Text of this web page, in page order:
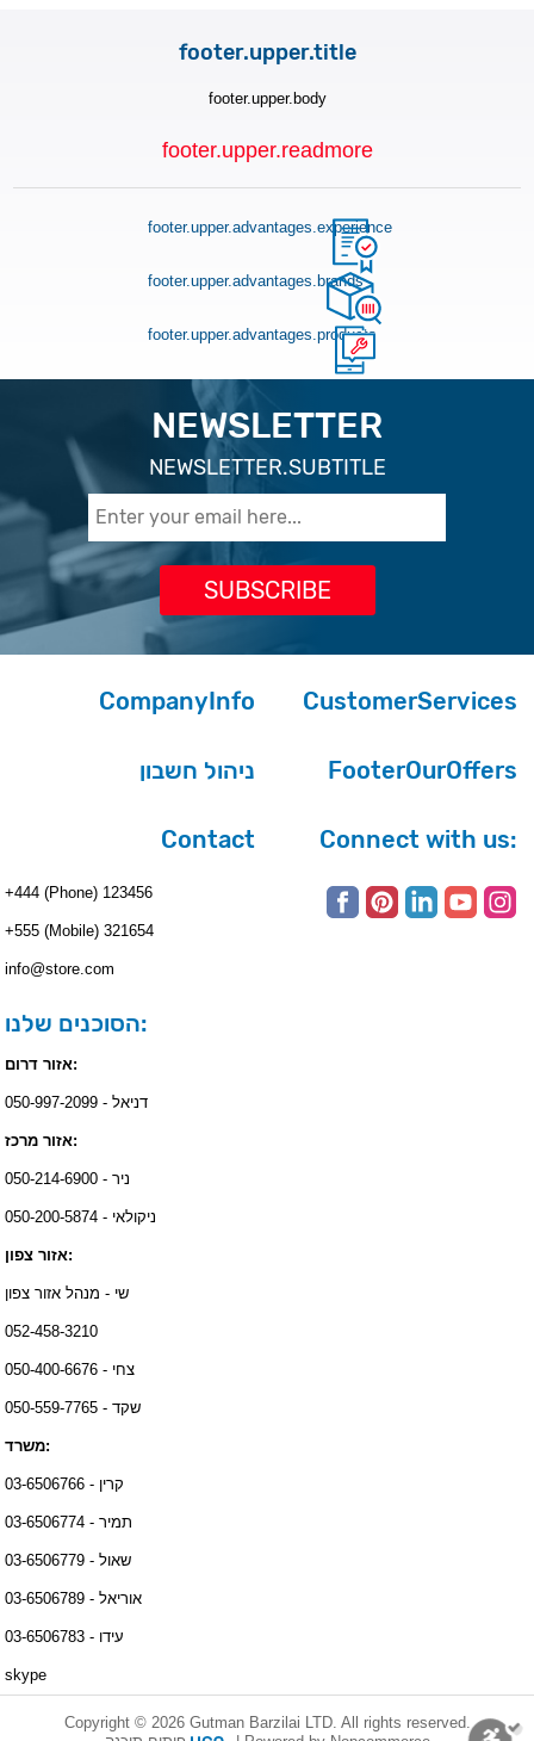
footer.upper.title
footer.upper.body
footer.upper.readmore
footer.upper.advantages.experience
footer.upper.advantages.brands
footer.upper.advantages.products
NEWSLETTER
NEWSLETTER.SUBTITLE
CompanyInfo CustomerServices
ניהול חשבון FooterOurOffers
Contact
+444 (Phone) 123456
+555 (Mobile) 321654
info@store.com
הסוכנים שלנו:
אזור דרום:
דניאל - 050-997-2099
אזור מרכז:
ניר - 050-214-6900
ניקולאי - 050-200-5874
אזור צפון:
שי - מנהל אזור צפון
052-458-3210
צחי - 050-400-6676
שקד - 050-559-7765
משרד:
קרין - 03-6506766
תמיר - 03-6506774
שאול - 03-6506779
אוריאל - 03-6506789
עידו - 03-6506783
skype
Connect with us:
Copyright © 2026 Gutman Barzilai LTD. All rights reserved.